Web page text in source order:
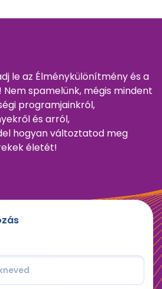
le az Élménykülönítmény és a
spamelünk, mégis mindent
programjainkról,
és arról,
hogyan változtatod meg
életét!